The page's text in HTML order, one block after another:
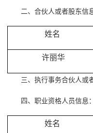
二、合伙人或者股东信
姓名
许丽华
三、执行事务合伙人或
四、职业资格人员信息：
姓名